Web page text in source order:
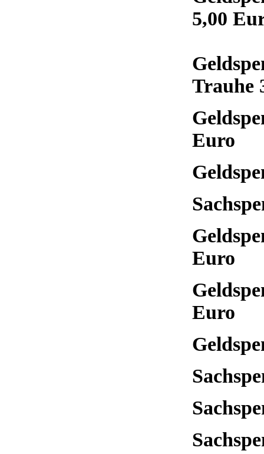
5,00
Trauhe
Euro
Euro
Euro